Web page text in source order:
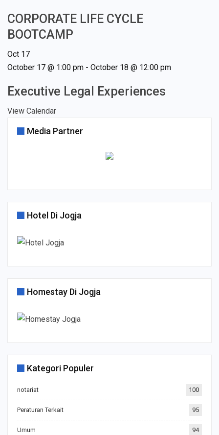
CORPORATE LIFE CYCLE
BOOTCAMP
Oct 17
October 17 @ 1:00 pm - October 18 @ 12:00 pm
Executive Legal Experiences
View Calendar
Media Partner
Hotel Di Jogja
Homestay Di Jogja
Kategori Populer
notariat 100
Peraturan Terkait 95
Umum 94